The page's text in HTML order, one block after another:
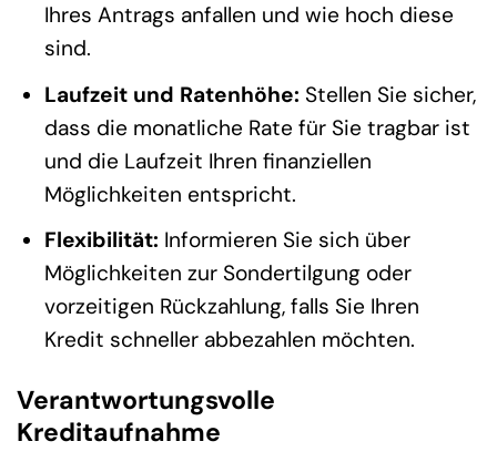
Ihres Antrags anfallen und wie hoch diese
sind.
Laufzeit und Ratenhöhe: Stellen Sie sicher,
dass die monatliche Rate für Sie tragbar ist
und die Laufzeit Ihren finanziellen
Möglichkeiten entspricht.
Flexibilität: Informieren Sie sich über
Möglichkeiten zur Sondertilgung oder
vorzeitigen Rückzahlung, falls Sie Ihren
Kredit schneller abbezahlen möchten.
Verantwortungsvolle
Kreditaufnahme